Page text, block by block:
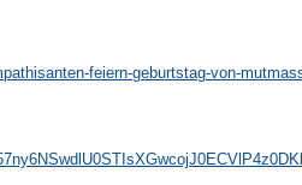
feiern-geburtstag-von-